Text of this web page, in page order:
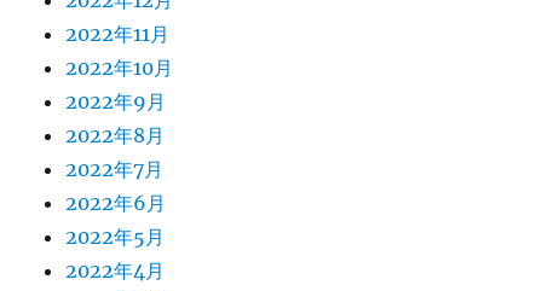
2022年11月
2022年10月
2022年9月
2022年8月
2022年7月
2022年6月
2022年5月
2022年4月